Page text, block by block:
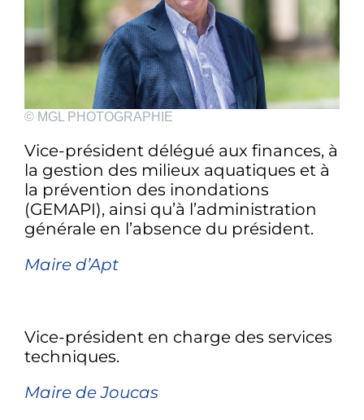
© MGL PHOTOGRAPHIE
Vice-président délégué aux finances, à
la gestion des milieux aquatiques et à
la prévention des inondations
(GEMAPI), ainsi qu’à l’administration
générale en l’absence du président.
Maire d’Apt
Vice-président en charge des services
techniques.
Maire de Joucas